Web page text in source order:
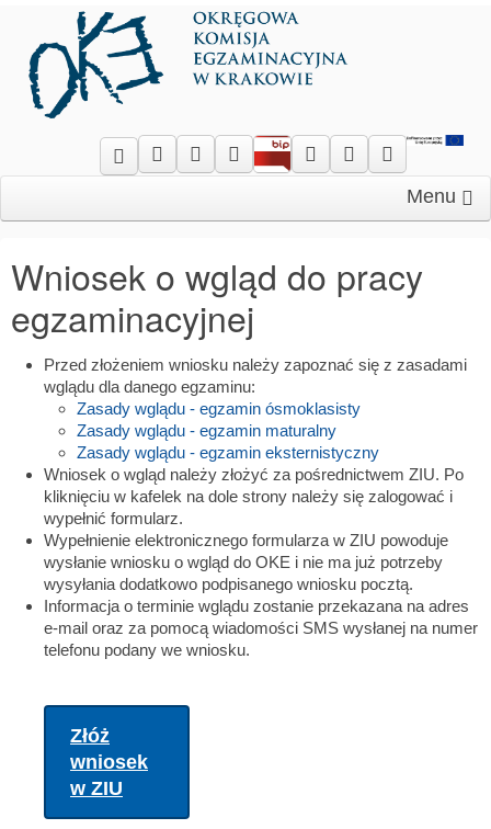
Menu
Wniosek o wgląd do pracy
egzaminacyjnej
Przed złożeniem wniosku należy zapoznać się z zasadami
wglądu dla danego egzaminu:
Zasady wglądu - egzamin ósmoklasisty
Zasady wglądu - egzamin maturalny
Zasady wglądu - egzamin eksternistyczny
Wniosek o wgląd należy złożyć za pośrednictwem ZIU. Po
kliknięciu w kafelek na dole strony należy się zalogować i
wypełnić formularz.
Wypełnienie elektronicznego formularza w ZIU powoduje
wysłanie wniosku o wgląd do OKE i nie ma już potrzeby
wysyłania dodatkowo podpisanego wniosku pocztą.
Informacja o terminie wglądu zostanie przekazana na adres
e-mail oraz za pomocą wiadomości SMS wysłanej na numer
telefonu podany we wniosku.
Złóż
wniosek
w ZIU